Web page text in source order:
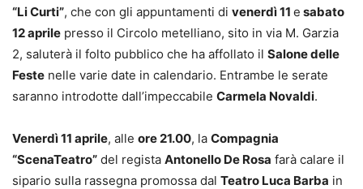
“Li Curti”, che con gli appuntamenti di venerdì 11 e sabato
12 aprile presso il Circolo metelliano, sito in via M. Garzia
2, saluterà il folto pubblico che ha affollato il Salone delle
Feste nelle varie date in calendario. Entrambe le serate
saranno introdotte dall’impeccabile Carmela Novaldi.
Venerdì 11 aprile, alle ore 21.00, la Compagnia
“ScenaTeatro” del regista Antonello De Rosa farà calare il
sipario sulla rassegna promossa dal Teatro Luca Barba in